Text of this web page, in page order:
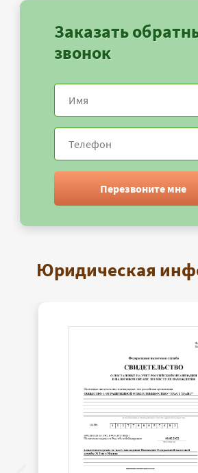
Заказать
звонок
Перезвоните мне
Юридическая